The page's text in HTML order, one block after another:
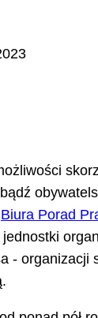
Biura Porad
jednostki
- organizacji